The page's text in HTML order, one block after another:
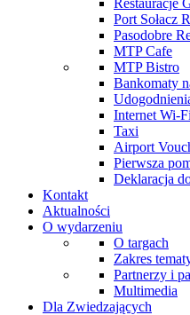
Port Sołacz
Pasodobre
MTP Cafe
MTP Bistro
Bankomaty
Internet Wi-Fi
Taxi
Airport
Pierwsza
Deklaracja
Kontakt
Aktualności
O wydarzeniu
O targach
Zakres
Partnerzy i
Multimedia
Dla Zwiedzających